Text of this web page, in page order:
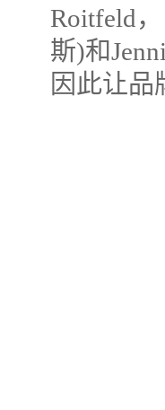
Roitfeld
斯)和
因此让